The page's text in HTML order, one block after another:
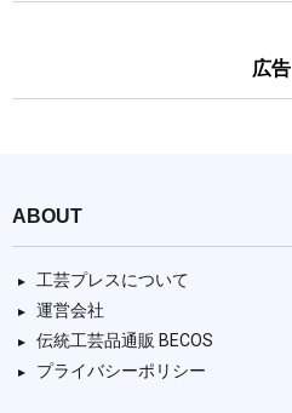
広告
ABOUT
工芸プレスについて
運営会社
伝統工芸品通販 BECOS
プライバシーポリシー